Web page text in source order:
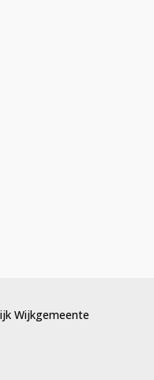
Wijkgemeente